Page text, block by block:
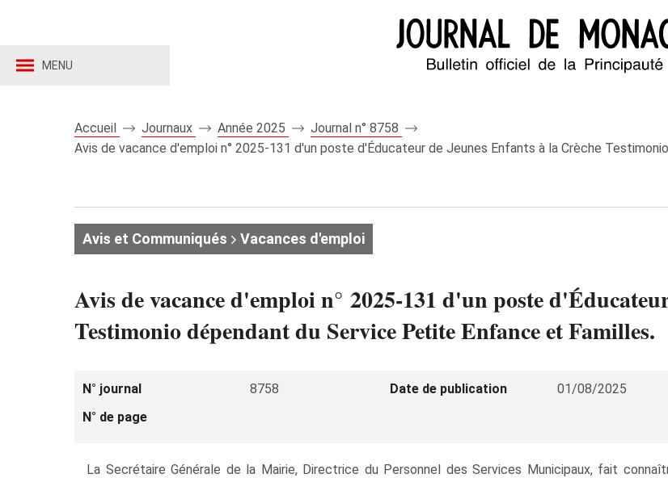
MENU
Accueil Journaux Année 2025
Journal n° 8758
Avis de vacance d'emploi n° 2025‑131 d'un poste d'Éducateur de Jeunes Enfants à la Crèche
Avis et Communiqués Vacances d'emploi
Avis de vacance d'emploi n° 2025‑131 d'un poste
Testimonio dépendant du Service Petite Enfance et Familles.
N° journal 8758 Date de publication 01/08/2025
N° de page
La Secrétaire Générale de la Mairie, Directrice du Personnel des Services Municipaux, fait